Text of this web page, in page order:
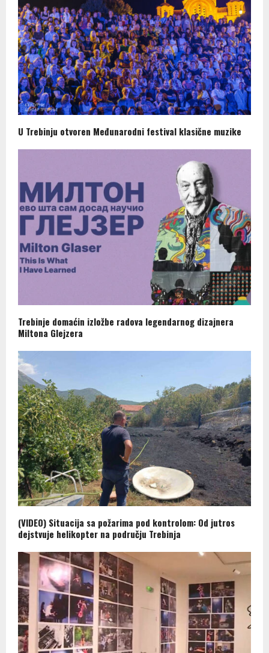
U Trebinju otvoren Međunarodni festival klasične muzike
Trebinje domaćin izložbe radova legendarnog dizajnera
Miltona Glejzera
(VIDEO) Situacija sa požarima pod kontrolom: Od jutros
dejstvuje helikopter na području Trebinja